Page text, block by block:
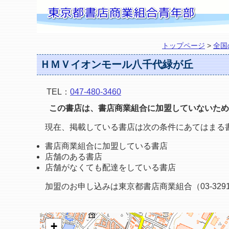
トップページ > 全国
ＨＭＶイオンモール八千代緑が丘
TEL： 047-480-3460
この書店は、書店商業組合に加盟していないた
現在、掲載している書店は次の条件にあてはまる
書店商業組合に加盟している書店
店舗のある書店
店舗がなくても配達をしている書店
加盟のお申し込みは東京都書店商業組合（03-
+